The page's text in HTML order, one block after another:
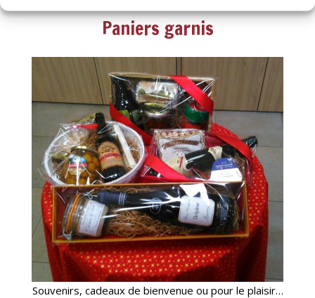
Paniers garnis
Souvenirs, cadeaux de bienvenue ou pour le plaisir…